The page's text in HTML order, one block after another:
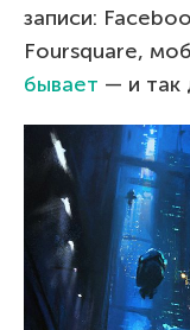
записи:
Foursquare,
бывает — и так